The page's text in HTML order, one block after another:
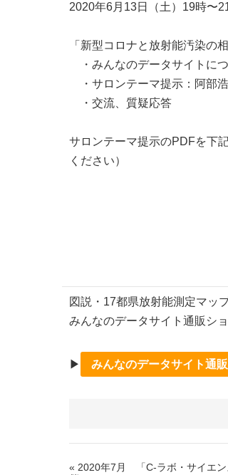
2020年6月13日（土）19時〜
「新型コロナと放射能汚染の
・みんなのデータサイトに
・サロンテーマ提示：阿部
・交流、質疑応答
サロンテーマ提示のPDFを下
ください）
図説・17都県放射能測定マッ
みんなのデータサイト通販シ
▶︎ みんなのデータサイト通
« 2020年7月 「C-ラボ・サイエン